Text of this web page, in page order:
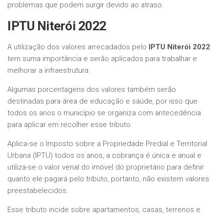
problemas que podem surgir devido ao atraso.
IPTU Niterói 2022
A utilização dos valores arrecadados pelo IPTU Niterói 2022
tem suma importância e serão aplicados para trabalhar e
melhorar a infraestrutura.
Algumas porcentagens dos valores também serão
destinadas para área de educação e saúde, por isso que
todos os anos o município se organiza com antecedência
para aplicar em recolher esse tributo.
Aplica-se o Imposto sobre a Propriedade Predial e Territorial
Urbana (IPTU) todos os anos, a cobrança é única e anual e
utiliza-se o valor venal do imóvel do proprietário para definir
quanto ele pagará pelo tributo, portanto, não existem valores
preestabelecidos.
Esse tributo incide sobre apartamentos, casas, terrenos e